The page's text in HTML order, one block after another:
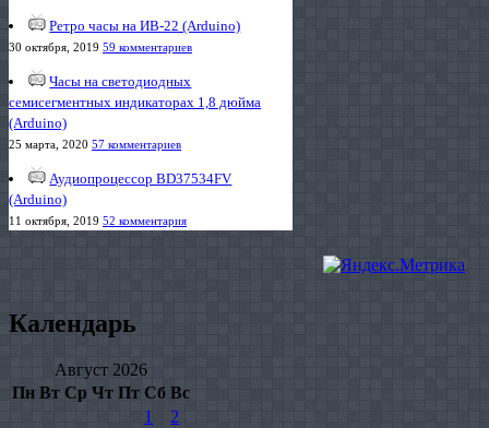
Ретро часы на ИВ-22 (Arduino)
30 октября, 2019 59 комментариев
Часы на светодиодных
семисегментных индикаторах 1,8 дюйма
(Arduino)
25 марта, 2020 57 комментариев
Аудиопроцессор BD37534FV
(Arduino)
11 октября, 2019 52 комментария
Календарь
Август 2026
Пн Вт Ср Чт Пт Сб Вс
1
2